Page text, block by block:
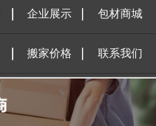
企业展示 包材商城
搬家价格 联系我们